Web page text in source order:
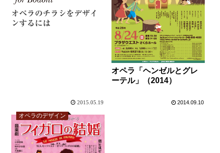
オペラのチラシをデザイ
ンするには
2015.05.19
オペラ「ヘンゼルとグレ
ーテル」（2014）
2014.09.10
オペラのデザイン